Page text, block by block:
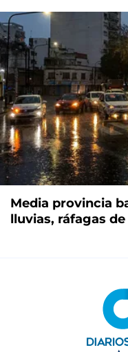
Media provincia
lluvias, ráfagas